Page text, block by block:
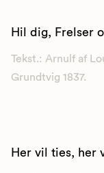
Hil dig, Frelser
Tekst.: Arnulf af
Grundtvig 1837.
Her vil ties, her